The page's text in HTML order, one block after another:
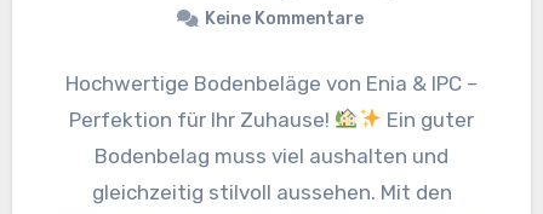
Keine Kommentare
Hochwertige Bodenbeläge von Enia & IPC –
Perfektion für Ihr Zuhause!
Ein guter
Bodenbelag muss viel aushalten und
gleichzeitig stilvoll aussehen. Mit den